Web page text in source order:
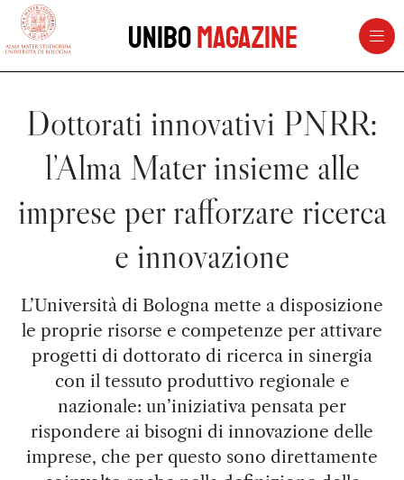
vai al contenuto della pagina
UniboMagazine
Dottorati innovativi PNRR:
l’Alma Mater insieme alle
imprese per rafforzare ricerca
e innovazione
L’Università di Bologna mette a disposizione
le proprie risorse e competenze per attivare
progetti di dottorato di ricerca in sinergia
con il tessuto produttivo regionale e
nazionale: un’iniziativa pensata per
rispondere ai bisogni di innovazione delle
imprese, che per questo sono direttamente